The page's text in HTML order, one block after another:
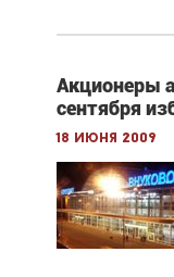
Акционеры
сентября
18 июня 2009